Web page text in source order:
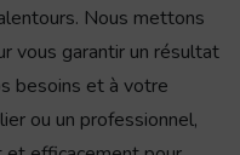
Nous mettons
vous garantir un résultat
besoins et à votre
ou un professionnel,